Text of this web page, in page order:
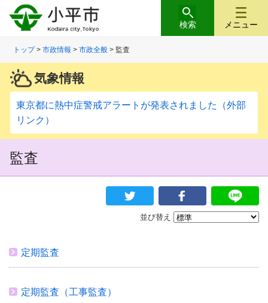
メニュー
検索
トップ>市政情報 >市政全般 > 監査
気象情報
東京都に熱中症警戒アラートが発表されました（外部
リンク）
監査
並び替え
定期監査
定期監査（工事監査）